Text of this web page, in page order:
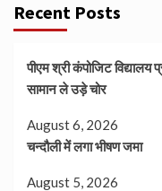
Recent Posts
पीएम श्री कंपोजिट विद्यालय
सामान ले उड़े चोर
August 6, 2026
चन्दौली में लगा भीषण जमा
August 5, 2026